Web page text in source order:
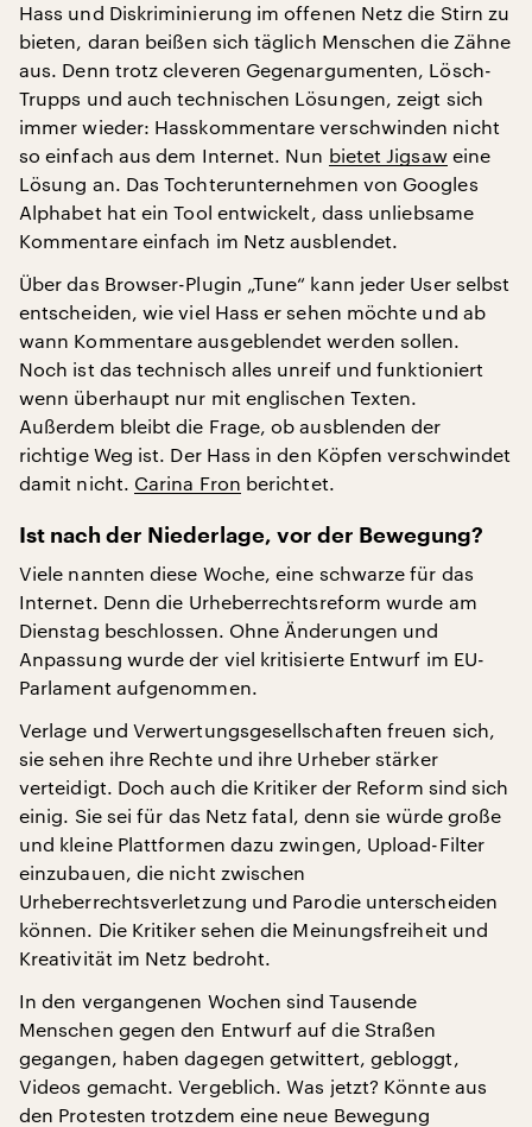
Hass und Diskriminierung im offenen Netz die Stirn zu
bieten, daran beißen sich täglich Menschen die Zähne
aus. Denn trotz cleveren Gegenargumenten, Lösch-
Trupps und auch technischen Lösungen, zeigt sich
immer wieder: Hasskommentare verschwinden nicht
so einfach aus dem Internet. Nun bietet Jigsaweine
Lösung an. Das Tochterunternehmen von Googles
Alphabet hat ein Tool entwickelt, dass unliebsame
Kommentare einfach im Netz ausblendet.
Über das Browser-Plugin „Tune“ kann jeder User selbst
entscheiden, wie viel Hass er sehen möchte und ab
wann Kommentare ausgeblendet werden sollen.
Noch ist das technisch alles unreif und funktioniert
wenn überhaupt nur mit englischen Texten.
Außerdem bleibt die Frage, ob ausblenden der
richtige Weg ist. Der Hass in den Köpfen verschwindet
damit nicht. Carina Fron berichtet.
Ist nach der Niederlage, vor der Bewegung?
Viele nannten diese Woche, eine schwarze für das
Internet. Denn die Urheberrechtsreform wurde am
Dienstag beschlossen. Ohne Änderungen und
Anpassung wurde der viel kritisierte Entwurf im EU-
Parlament aufgenommen.
Verlage und Verwertungsgesellschaften freuen sich,
sie sehen ihre Rechte und ihre Urheber stärker
verteidigt. Doch auch die Kritiker der Reform sind sich
einig. Sie sei für das Netz fatal, denn sie würde große
und kleine Plattformen dazu zwingen, Upload-Filter
einzubauen, die nicht zwischen
Urheberrechtsverletzung und Parodie unterscheiden
können. Die Kritiker sehen die Meinungsfreiheit und
Kreativität im Netz bedroht.
In den vergangenen Wochen sind Tausende
Menschen gegen den Entwurf auf die Straßen
gegangen, haben dagegen getwittert, gebloggt,
Videos gemacht. Vergeblich. Was jetzt? Könnte aus
den Protesten trotzdem eine neue Bewegung